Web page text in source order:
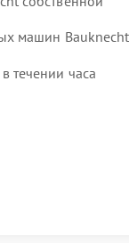
машин Bauknecht
течении часа